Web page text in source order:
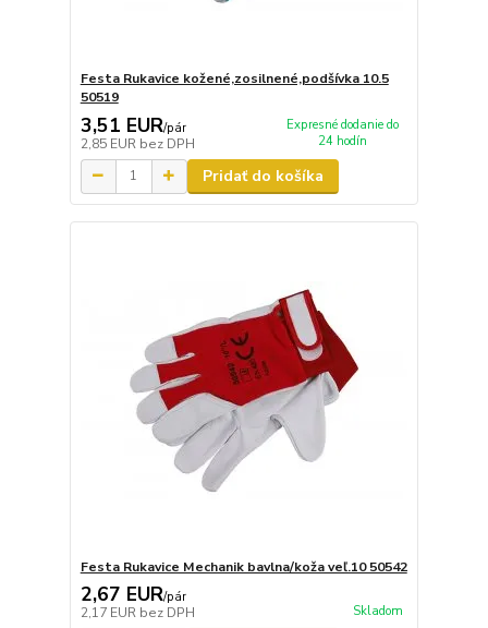
Festa Rukavice kožené,zosilnené,podšívka 10.5
50519
3,51 EUR/pár
2,85 EUR bez DPH
Expresné dodanie do
24 hodín
Pridať do košíka
Festa Rukavice Mechanik bavlna/koža veľ.10 50542
2,67 EUR/pár
2,17 EUR bez DPH Skladom